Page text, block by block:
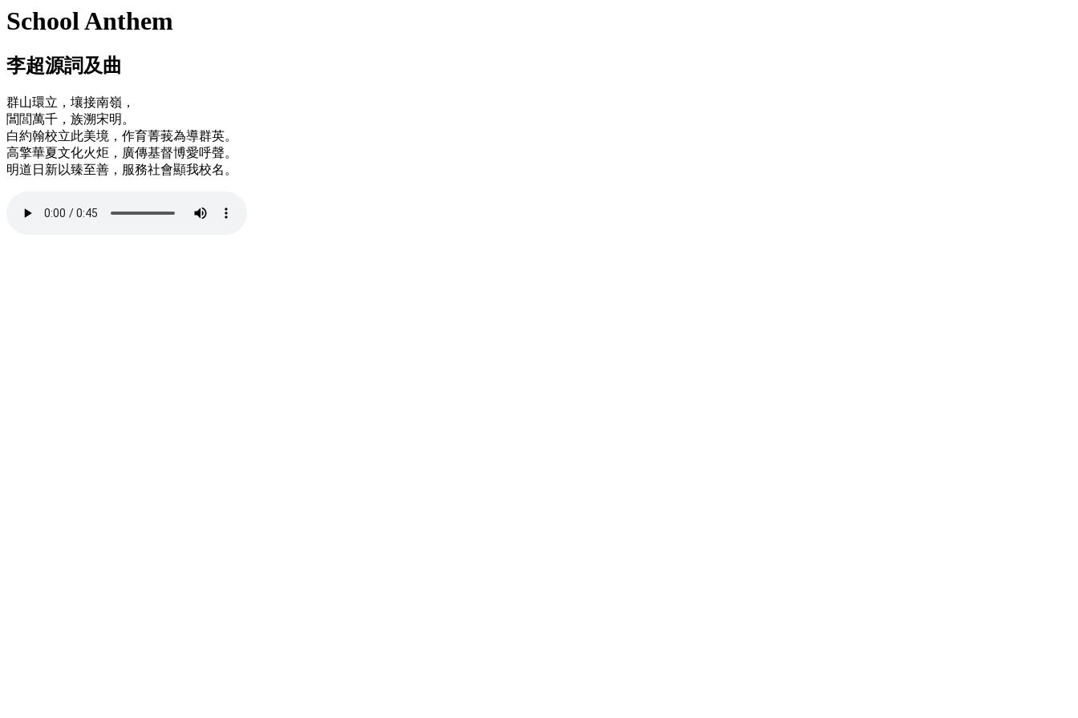
School Anthem
李超源詞及曲
群山環立，壤接南嶺，
閶閭萬千，族溯宋明。
白約翰校立此美境，作育菁莪為導群英。
高擎華夏文化火炬，廣傳基督博愛呼聲。
明道日新以臻至善，服務社會顯我校名。